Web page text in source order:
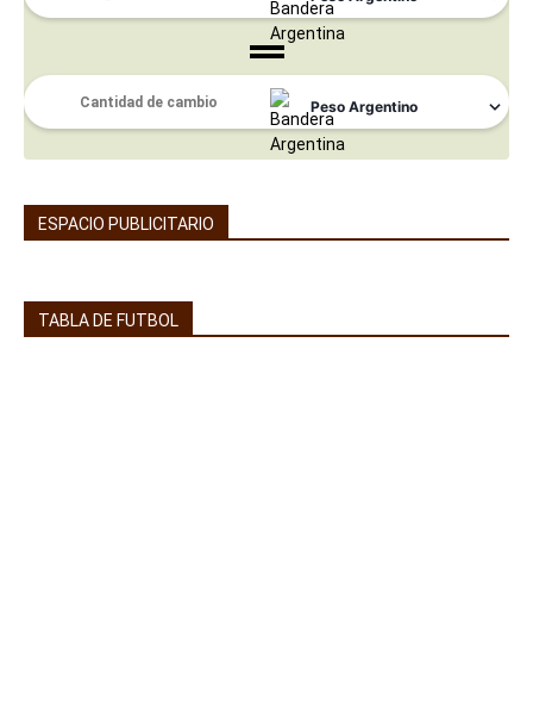
ESPACIO PUBLICITARIO
TABLA DE FUTBOL